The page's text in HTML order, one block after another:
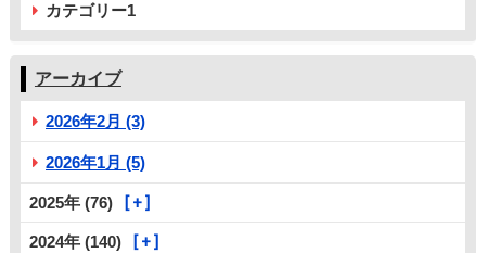
カテゴリー1
アーカイブ
2026年2月 (3)
2026年1月 (5)
2025年 (76)
2024年 (140)